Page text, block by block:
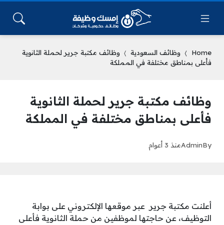
Home وظائف السعودية
وظائف مكتبة جرير لحملة الثانوية
فأعلى بمناطق مختلفة في المملكة
وظائف مكتبة جرير لحملة الثانوية
فأعلى بمناطق مختلفة في المملكة
By
Adminمنذ 3 أعوام
أعلنت مكتبة جرير عبر موقعها الإلكتروني على بوابة
التوظيف، عن حاجتها لموظفين من حملة الثانوية فأعلى